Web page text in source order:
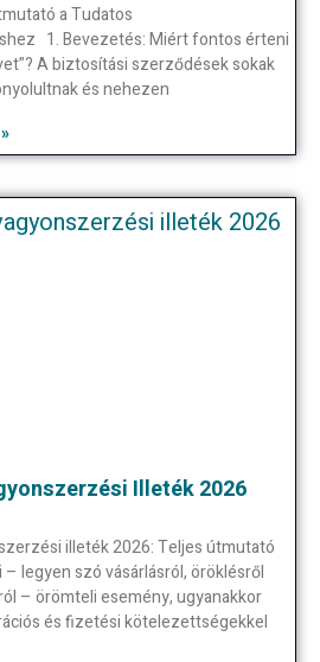
a Tudatos
1. Bevezetés: Miért fontos érteni
A biztosítási szerződések sokak
és nehezen
Illeték 2026
illeték 2026: Teljes útmutató
legyen szó vásárlásról, öröklésről
– örömteli esemény, ugyanakkor
és fizetési kötelezettségekkel